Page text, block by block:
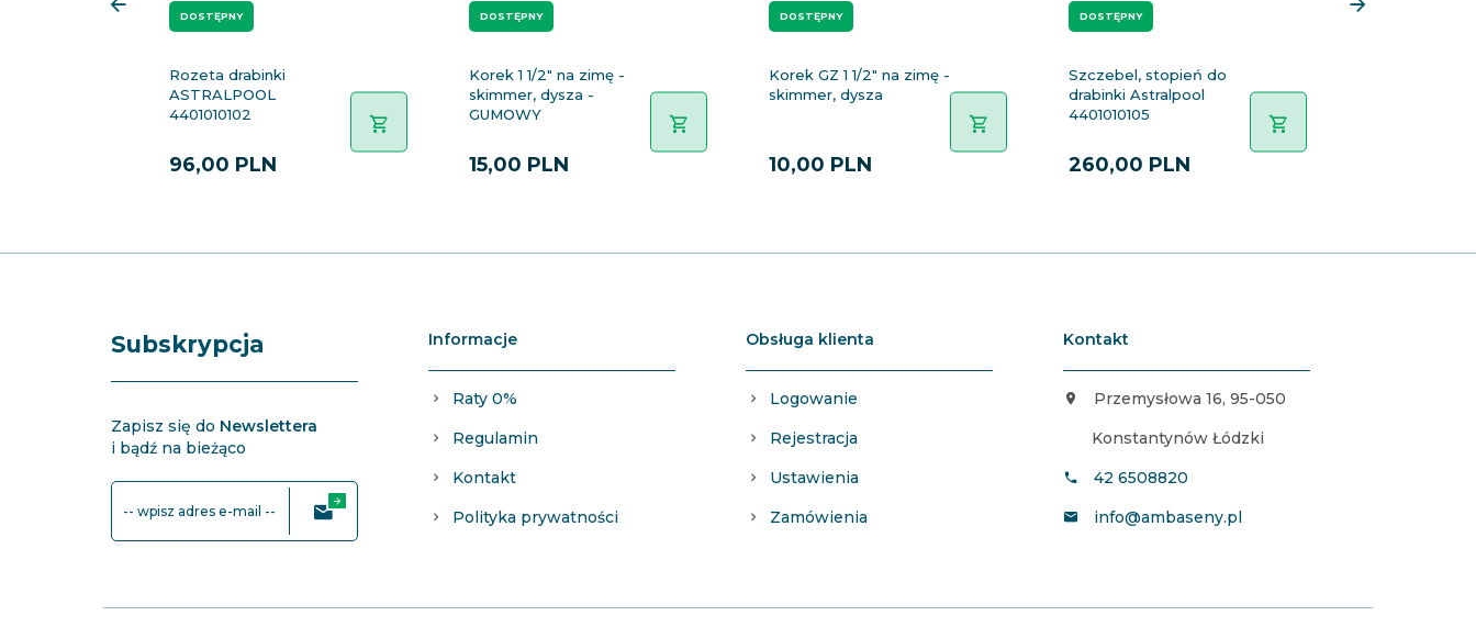
DOSTĘPNY
Rozeta drabinki
ASTRALPOOL
4401010102
96,00 PLN
DOSTĘPNY
Korek 1 1/2" na zimę -
skimmer, dysza -
GUMOWY
15,00 PLN
DOSTĘPNY
Korek GZ 1 1/2" na zimę -
skimmer, dysza
10,00 PLN
DOSTĘPNY
Szczebel, stopień do
drabinki Astralpool
4401010105
260,00 PLN
Subskrypcja
Zapisz się do Newslettera
i bądź na bieżąco
-- wpisz adres e-mail --
Informacje
Raty 0%
Regulamin
Kontakt
Polityka prywatności
Obsługa klienta
Logowanie
Rejestracja
Ustawienia
Zamówienia
Kontakt
Przemysłowa 16, 95-050
Konstantynów Łódzki
42 6508820
info@ambaseny.pl